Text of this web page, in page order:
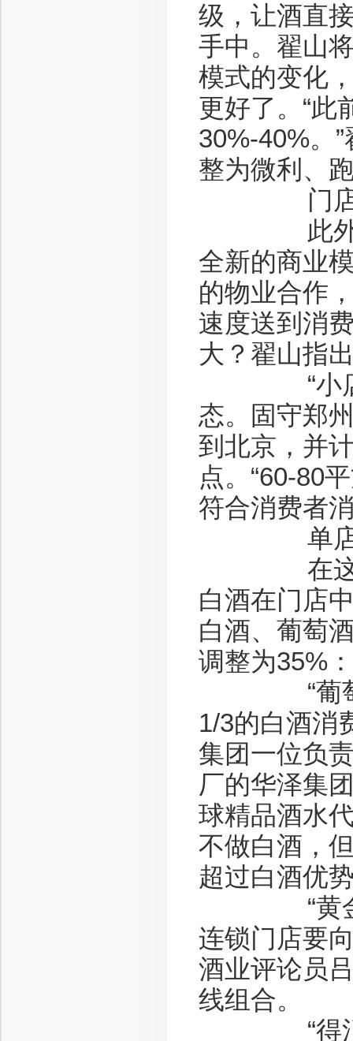
级，让酒直
手中。翟山
模式的变化
更好了。“此
30%-40%。
整为微利、
门店“小
此外，翟
全新的商业
的物业合作
速度送到消
大？翟山指
“小店”是
态。固守郑
到北京，并
点。“60-80
符合消费者
单店白
在这轮调
白酒在门店
白酒、葡萄
调整为35%
“葡萄酒
1/3的白酒消
集团一位负
厂的华泽集
球精品酒水
不做白酒，
超过白酒优
“黄金十
连锁门店要
酒业评论员
线组合。
“得消费